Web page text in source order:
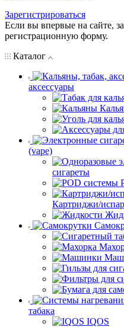
Зарегистрироваться
Если вы впервые на сайте,
регистрационную форму.
Каталог
аксессуары
(vape)
сигареты
Картриджи/
табака
IQOS